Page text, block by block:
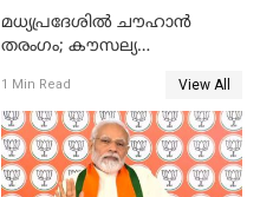
മധ്യപ്രദേശിൽ ചൗഹാൻ
തരംഗം; കൗസല്യ
ചാലിസയ്ക്കും
രക്ഷിക്കാനാവാത്ത
കോൺഗ്രസ്
1 Min Read View All